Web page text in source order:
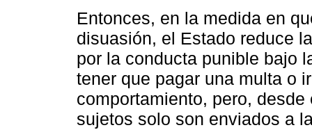
Entonces, en la medida en
disuasión, el Estado reduce
por la conducta punible bajo
tener que pagar una multa o
comportamiento, pero,
sujetos solo son enviados a